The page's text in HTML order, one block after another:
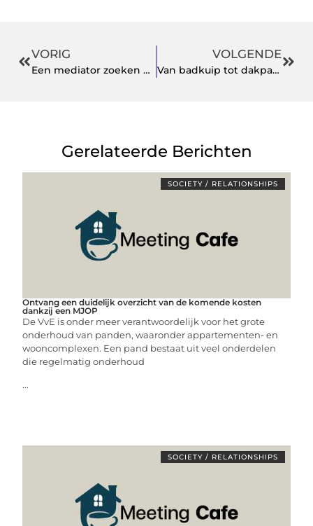
VORIG
Een mediator zoeken uit Den Helder die ons gezin kon helpen
VOLGENDE
Van badkuip tot dakpan; Belgisch hardsteen stelt nergens teleur
Gerelateerde Berichten
SOCIETY / RELATIONSHIPS
Ontvang een duidelijk overzicht van de komende kosten
dankzij een MJOP
De VvE is onder meer verantwoordelijk voor het grote
onderhoud van panden, waaronder appartementen- en
wooncomplexen. Een pand bestaat uit veel onderdelen
die regelmatig onderhoud
...
SOCIETY / RELATIONSHIPS